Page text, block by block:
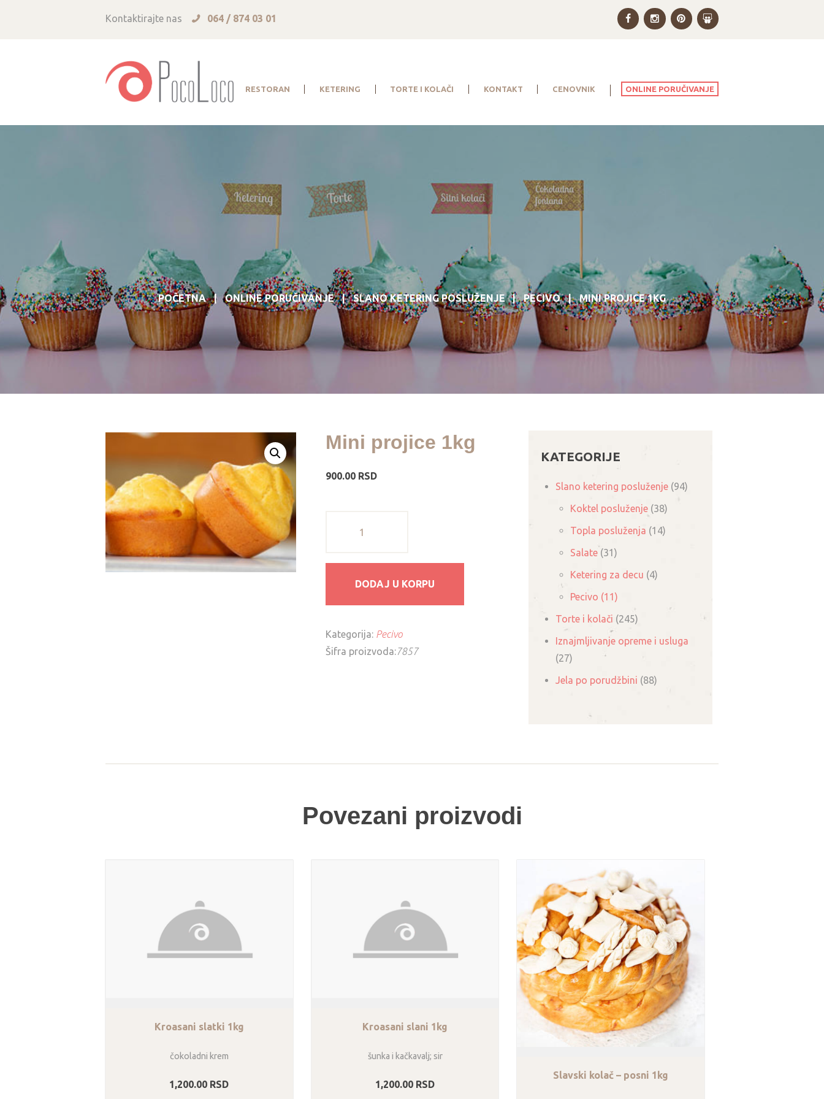
Kontaktirajte nas 064 / 874 03 01
RESTORAN KETERING TORTE I KOLAČI KONTAKT CENOVNIK ONLINE PORUČIVANJE
POČETNA ONLINE PORUČIVANJE SLANO KETERING POSLUŽENJE PECIVO MINI PROJICE 1KG
Mini projice 1kg
900.00RSD
DODAJ U KORPU
Kategorija: Pecivo
Šifra proizvoda:7857
KATEGORIJE
Slano ketering posluženje (94)
Koktel posluženje (38)
Topla posluženja (14)
Salate (31)
Ketering za decu (4)
Pecivo (11)
Torte i kolači (245)
Iznajmljivanje opreme i usluga
(27)
Jela po porudžbini (88)
Povezani proizvodi
Kroasani slatki 1kg
čokoladni krem
1,200.00 RSD
Kroasani slani 1kg
šunka i kačkavalj; sir
1,200.00 RSD
Slavski kolač – posni 1kg